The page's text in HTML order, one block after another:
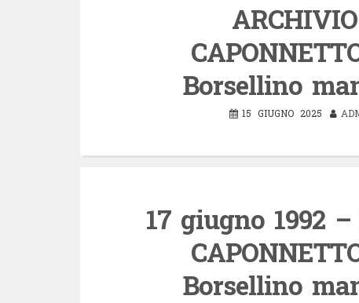
ARCHIVIO
Borsellino
15 GIUGNO 2025
17 giugno 1992 –
Borsellino